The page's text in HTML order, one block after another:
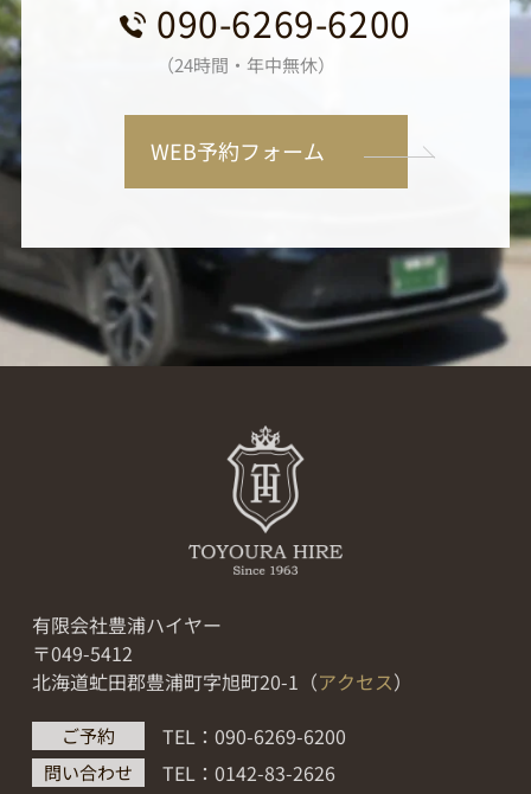
090-6269-6200
（24時間・年中無休）
WEB予約フォーム
有限会社豊浦ハイヤー
〒049-5412
北海道虻田郡豊浦町字旭町20-1（アクセス）
ご予約 TEL：090-6269-6200
問い合わせ TEL：0142-83-2626